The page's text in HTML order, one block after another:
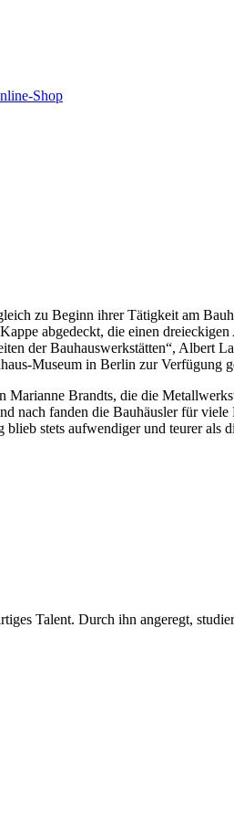
Shop
zu Beginn ihrer Tätigkeit am
abgedeckt, die einen
der Bauhauswerkstätten“, Albert
Museum in Berlin zur Verfügung
Brandts, die die
nach fanden die Bauhäusler für
stets aufwendiger und teurer als
Talent. Durch ihn angeregt,